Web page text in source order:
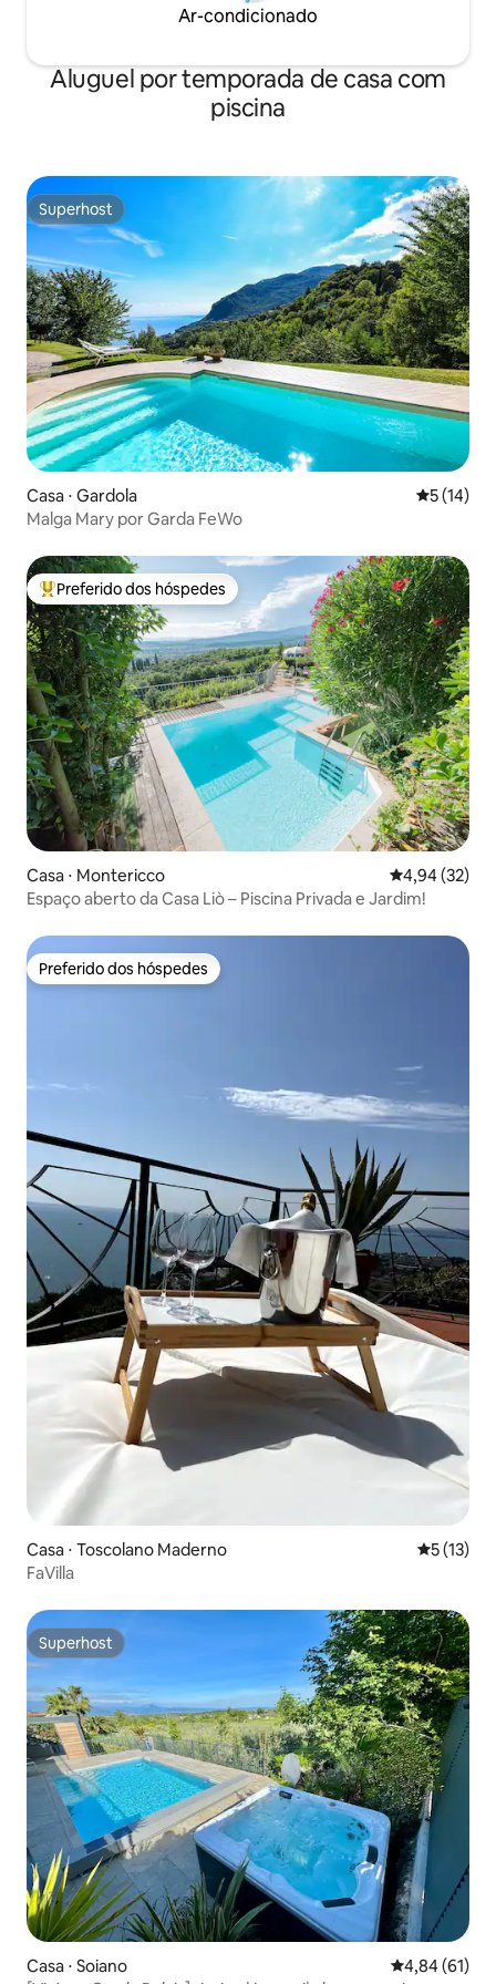
Ar-condicionado
Aluguel por temporada de casa com
piscina
Superhost
Superhost
Casa ⋅ Gardola 5 de uma
5 (14)
Malga Mary por Garda FeWo
Entre os melhores preferidos dos hóspedes
Preferido dos hóspedes
Casa ⋅ Montericco 4,94 de uma
4,94 (32)
Espaço aberto da Casa Liò – Piscina Privada e Jardim!
Preferido dos hóspedes
Preferido dos hóspedes
Casa ⋅ Toscolano Maderno 5 de uma
5 (13)
FaVilla
Superhost
Superhost
Casa ⋅ Soiano 4,84 de uma
4,84 (61)